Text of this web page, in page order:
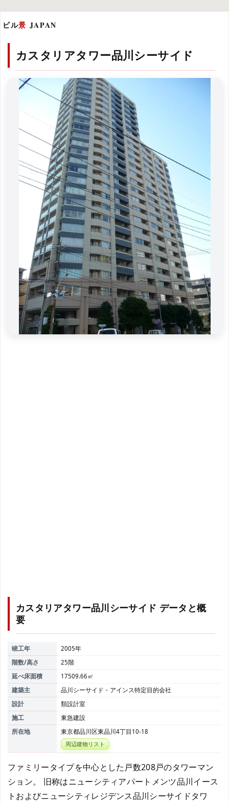
ビル景 JAPAN
カスタリアタワー品川シーサイド
カスタリアタワー品川シーサイド データと概
要
竣工年
2005年
階数/高さ
25階
延べ床面積
17509.66㎡
建築主
品川シーサイド・アインス特定目的会社
設計
類設計室
施工
東急建設
所在地
東京都品川区東品川4丁目10-18
周辺建物リスト
ファミリータイプを中心とした戸数208戸のタワーマン
ション。 旧称はニューシティアパートメンツ品川イース
トおよびニューシティレジデンス品川シーサイドタワ